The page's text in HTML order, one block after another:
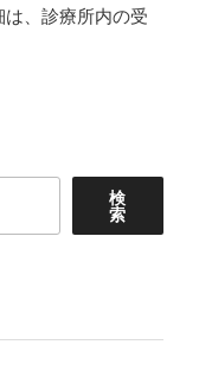
、診療所内の受
検
索